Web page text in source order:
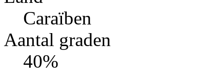
Caraïben
Aantal graden
40%